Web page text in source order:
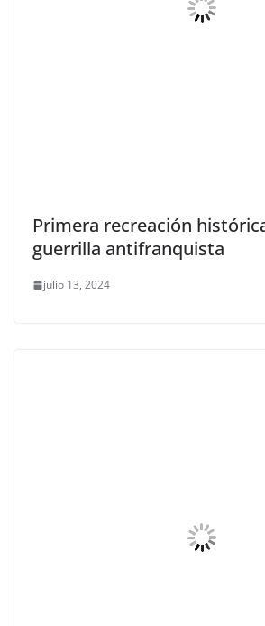
Primera recreación
guerrilla antifranquista
julio 13, 2024